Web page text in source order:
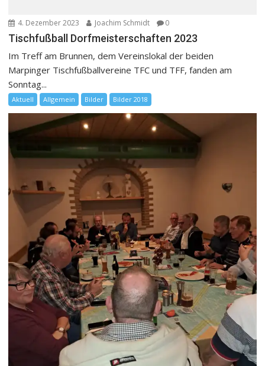
4. Dezember 2023 Joachim Schmidt 0
Tischfußball Dorfmeisterschaften 2023
Im Treff am Brunnen, dem Vereinslokal der beiden
Marpinger Tischfußballvereine TFC und TFF, fanden am
Sonntag...
Aktuell Allgemein Bilder Bilder 2018